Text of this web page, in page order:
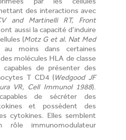
des interactions avec
and Martinelli RT, Front
aussi la capacité d’induire
(Motz G et al. Nat Med
moins dans certaines
molécules HLA de classe
de présenter des
T CD4 (Wedgood JF
VR, Cell Immunol 1988).
de sécréter des
et possèdent des
cytokines. Elles semblent
rôle immunomodulateur